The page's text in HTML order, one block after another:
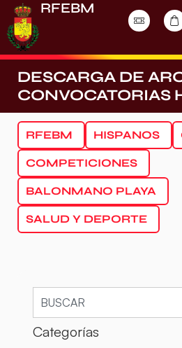
RFEBM
DESCARGA DE
CONVOCATORIAS
RFEBM HISPANOS
COMPETICIONES
BALONMANO PLAYA
SALUD Y DEPORTE
Categorías